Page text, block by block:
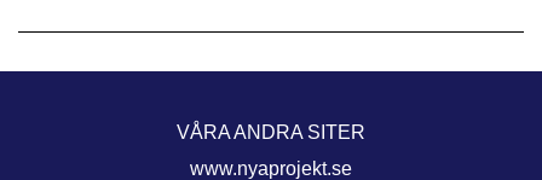
VÅRA ANDRA SITER
www.nyaprojekt.se